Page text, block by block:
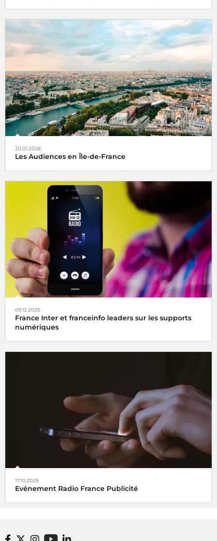
Découvrez les parrainages de juin 2026 en offres de
bouclage
20.01.2026
Les Audiences en Île-de-France
Premier groupe radio
2,7 millions d’auditeurs
(+104 000) sur la période novembre-décembre
2025, Radio France
09.12.2025
France Inter et franceinfo leaders sur les supports
numériques
17.10.2025
Evénement Radio France Publicité
La puissance du premier groupe audio accessible pour